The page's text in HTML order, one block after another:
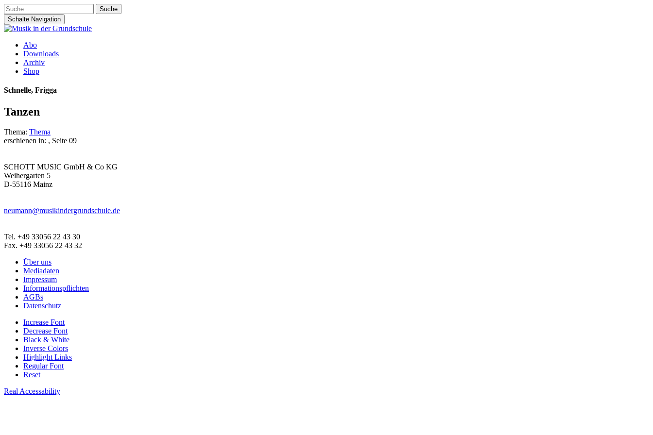
Suche
nach:
Schalte Navigation
Zum
Inhalt
springen
Abo
Downloads
Archiv
Shop
Schnelle, Frigga
Tanzen
Thema: Thema
erschienen in: , Seite 09
SCHOTT MUSIC GmbH & Co KG
Weihergarten 5
D-55116 Mainz
neumann@musikindergrundschule.de
Tel. +49 33056 22 43 30
Fax. +49 33056 22 43 32
Über uns
Mediadaten
Impressum
Informationspflichten
AGBs
Datenschutz
Increase Font
Decrease Font
Black & White
Inverse Colors
Highlight Links
Regular Font
Reset
Real Accessability